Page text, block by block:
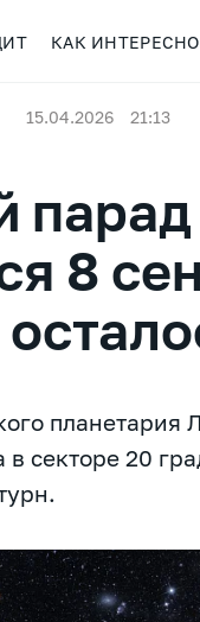
КАК ИНТЕРЕСНО
15.04.2026 21:13
парад
8
в секторе 20